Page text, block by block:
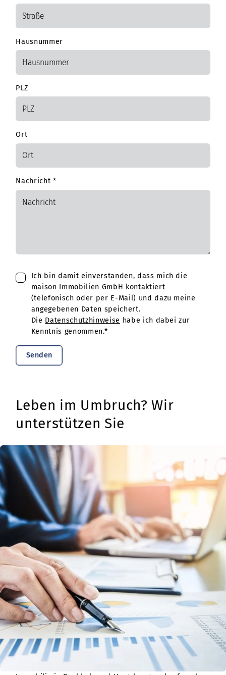
Hausnummer
PLZ
Ort
Nachricht *
Ich bin damit einverstanden, dass mich die
maison Immobilien GmbH kontaktiert
(telefonisch oder per E-Mail) und dazu meine
angegebenen Daten speichert.
Die Datenschutzhinweise habe ich dabei zur
Kenntnis genommen.*
Senden
Leben im Umbruch? Wir
unterstützen Sie